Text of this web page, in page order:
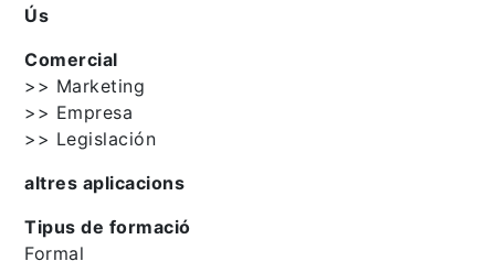
Ús
Comercial
>> Marketing
>> Empresa
>> Legislación
altres aplicacions
Tipus de formació
Formal